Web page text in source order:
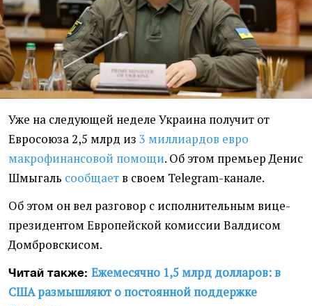
Уже на следующей неделе Украина получит от
Евросоюза 2,5 млрд из 3 миллиардов евро
макрофинансовой помощи. Об этом премьер Денис
Шмыгаль сообщает в своем Telegram-канале.
Об этом он вел разговор с исполнительным вице-
президентом Европейской комиссии Валдисом
Домбровскисом.
Читай также: Ежемесячно 1,5 млрд долларов: в
США размышляют о постоянной поддержке